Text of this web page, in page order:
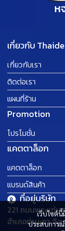
เว็บไซต์
ประสบการณ์
ห
เกี่ยวกับ
เกี่ยวกับเรา
ติดต่อเรา
แผนที่ร้าน
Promotion
โปรโมชั่น
แคตตาล็อก
แคตตาล็อก
แบรนด์สินค้า
ที่อยู่บริษัท
221 ถนนพระแท่น
อำเภอท่ามะกา จั